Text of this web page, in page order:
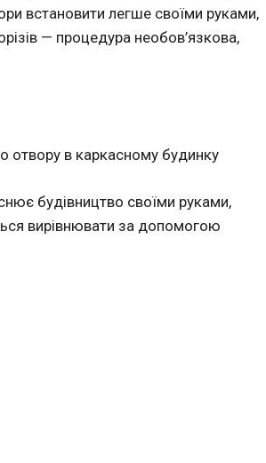
встановити легше своїми руками,
— процедура необов’язкова,
отвору в каркасному будинку
будівництво своїми руками,
вирівнювати за допомогою